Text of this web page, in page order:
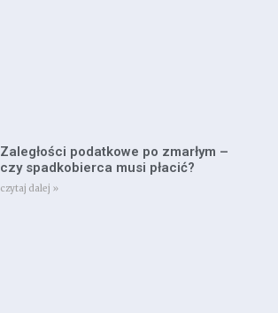
Zaległości podatkowe po zmarłym –
czy spadkobierca musi płacić?
czytaj dalej »